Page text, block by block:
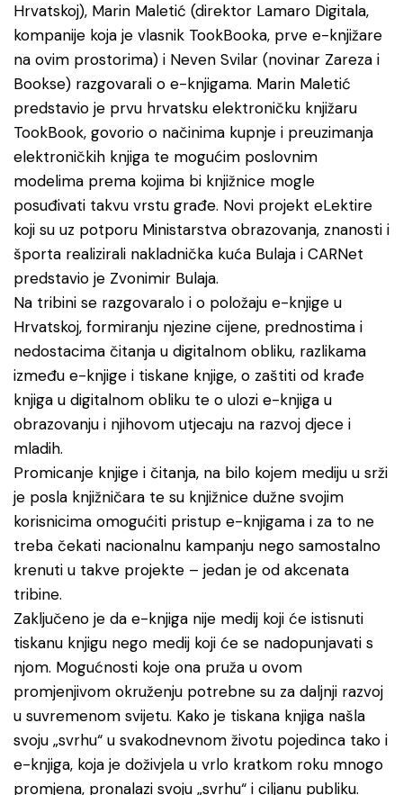
Hrvatskoj), Marin Maletić (direktor Lamaro Digitala,
kompanije koja je vlasnik TookBooka, prve e-knjižare
na ovim prostorima) i Neven Svilar (novinar Zareza i
Bookse) razgovarali o e-knjigama. Marin Maletić
predstavio je prvu hrvatsku elektroničku knjižaru
TookBook, govorio o načinima kupnje i preuzimanja
elektroničkih knjiga te mogućim poslovnim
modelima prema kojima bi knjižnice mogle
posuđivati takvu vrstu građe. Novi projekt eLektire
koji su uz potporu Ministarstva obrazovanja, znanosti i
športa realizirali nakladnička kuća Bulaja i CARNet
predstavio je Zvonimir Bulaja.
Na tribini se razgovaralo i o položaju e-knjige u
Hrvatskoj, formiranju njezine cijene, prednostima i
nedostacima čitanja u digitalnom obliku, razlikama
između e-knjige i tiskane knjige, o zaštiti od krađe
knjiga u digitalnom obliku te o ulozi e-knjiga u
obrazovanju i njihovom utjecaju na razvoj djece i
mladih.
Promicanje knjige i čitanja, na bilo kojem mediju u srži
je posla knjižničara te su knjižnice dužne svojim
korisnicima omogućiti pristup e-knjigama i za to ne
treba čekati nacionalnu kampanju nego samostalno
krenuti u takve projekte – jedan je od akcenata
tribine.
Zaključeno je da e-knjiga nije medij koji će istisnuti
tiskanu knjigu nego medij koji će se nadopunjavati s
njom. Mogućnosti koje ona pruža u ovom
promjenjivom okruženju potrebne su za daljnji razvoj
u suvremenom svijetu. Kako je tiskana knjiga našla
svoju „svrhu“ u svakodnevnom životu pojedinca tako i
e-knjiga, koja je doživjela u vrlo kratkom roku mnogo
promjena, pronalazi svoju „svrhu“ i ciljanu publiku.